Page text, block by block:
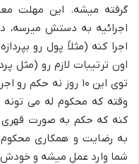
گرفته میشه. این مهلت
اجرائیه به دستش میرسه،
اجرا کنه (مثلاً پول رو
اون ترتیبات لازم رو (مثل
توی این ۱۰ روز نه
وقته که محکوم له می تونه
کنه که حکم به صورت قهری
به رضایت و همکاری